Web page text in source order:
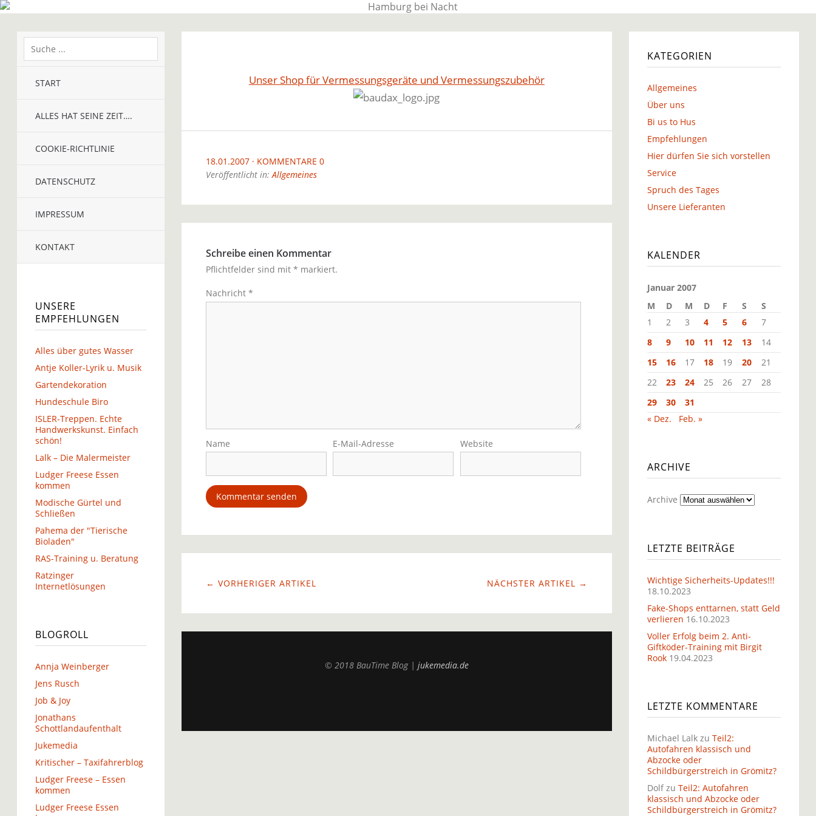
Über uns, über Produkte und unseren Alltag
START
ALLES HAT SEINE ZEIT….
COOKIE-RICHTLINIE
DATENSCHUTZ
IMPRESSUM
KONTAKT
UNSERE
EMPFEHLUNGEN
Alles über gutes Wasser
Antje Koller-Lyrik u. Musik
Gartendekoration
Hundeschule Biro
ISLER-Treppen. Echte
Handwerkskunst. Einfach
schön!
Lalk – Die Malermeister
Ludger Freese Essen
kommen
Modische Gürtel und
Schließen
Pahema der "Tierische
Bioladen"
RAS-Training u. Beratung
Ratzinger
Internetlösungen
BLOGROLL
Annja Weinberger
Jens Rusch
Job & Joy
Jonathans
Schottlandaufenthalt
Jukemedia
Kritischer – Taxifahrerblog
Ludger Freese – Essen
kommen
Ludger Freese Essen
Unser Shop für Vermessungsgeräte und Vermessungszubehör
18.01.2007
KOMMENTARE 0
Veröffentlicht in:Allgemeines
Schreibe einen Kommentar
Pflichtfelder sind mit * markiert.
Nachricht *
Name E-Mail-Adresse Website
NÄCHSTER ARTIKEL →
← VORHERIGER ARTIKEL
© 2018 BauTime Blog | jukemedia.de
KATEGORIEN
Allgemeines
Über uns
Bi us to Hus
Empfehlungen
Hier dürfen Sie sich vorstellen
Service
Spruch des Tages
Unsere Lieferanten
KALENDER
Januar 2007
M
D M D F S
S
1
2 3 4 5 6
7
8
9 10 11 12 13
14
15
16 17 18 19 20
21
22
23 24 25 26 27
28
29
30
31
« Dez.
Feb. »
ARCHIVE
Archive
LETZTE BEITRÄGE
Wichtige Sicherheits-Updates!!!
18.10.2023
Fake-Shops enttarnen, statt Geld
verlieren 16.10.2023
Voller Erfolg beim 2. Anti-
Giftköder-Training mit Birgit
Rook 19.04.2023
LETZTE KOMMENTARE
Michael Lalkzu Teil2:
Autofahren klassisch und
Abzocke oder
Schildbürgerstreich in Grömitz?
Dolfzu Teil2: Autofahren
klassisch und Abzocke oder
Schildbürgerstreich in Grömitz?